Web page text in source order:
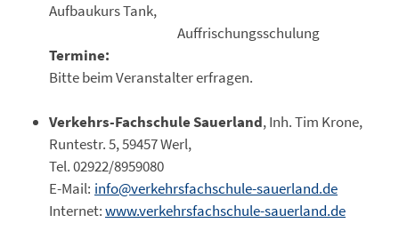
Aufbaukurs Tank,
Auffrischungsschulung
Termine:
Bitte beim Veranstalter erfragen.
Verkehrs-Fachschule Sauerland, Inh. Tim Krone,
Runtestr. 5, 59457 Werl,
Tel. 02922/8959080
E-Mail: info@verkehrsfachschule-sauerland.de
Internet:www.verkehrsfachschule-sauerland.de